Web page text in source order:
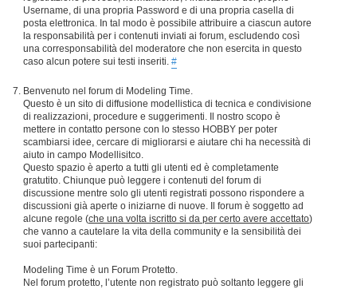
Username, di una propria Password e di una propria casella di
posta elettronica. In tal modo è possibile attribuire a ciascun autore
la responsabilità per i contenuti inviati ai forum, escludendo così
una corresponsabilità del moderatore che non esercita in questo
caso alcun potere sui testi inseriti. #
Benvenuto nel forum di Modeling Time.
Questo è un sito di diffusione modellistica di tecnica e condivisione
di realizzazioni, procedure e suggerimenti. Il nostro scopo è
mettere in contatto persone con lo stesso HOBBY per poter
scambiarsi idee, cercare di migliorarsi e aiutare chi ha necessità di
aiuto in campo Modellisitco.
Questo spazio è aperto a tutti gli utenti ed è completamente
gratutito. Chiunque può leggere i contenuti del forum di
discussione mentre solo gli utenti registrati possono rispondere a
discussioni già aperte o iniziarne di nuove. Il forum è soggetto ad
alcune regole (che una volta iscritto si da per certo avere accettato)
che vanno a cautelare la vita della community e la sensibilità dei
suoi partecipanti:
Modeling Time è un Forum Protetto.
Nel forum protetto, l’utente non registrato può soltanto leggere gli